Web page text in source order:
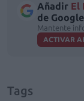
Añadir El
de
Mantente
ACTIVAR
Tags